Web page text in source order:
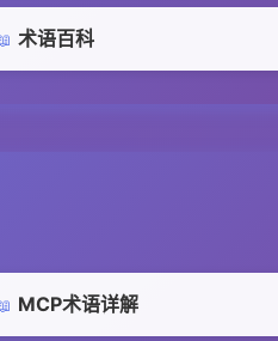
术语百科
MCP术语详解